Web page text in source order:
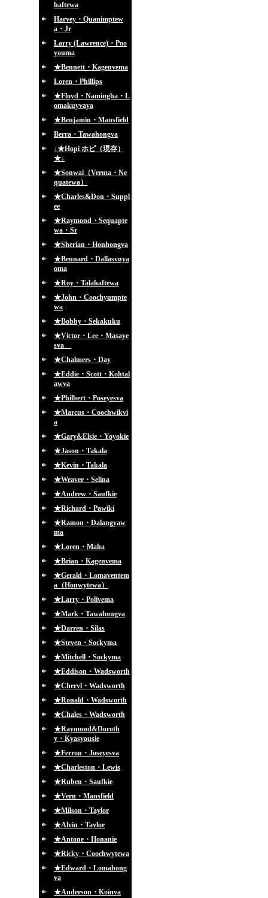
haftewa
Harvey・Quanimptew
a・Jr
Larry (Lawrence)・Poo
youma
★Bennett・Kagenvema
Loren・Phillips
★Floyd・Namingha・L
omakuyvaya
★Benjamin・Mansfield
Berra・Tawahongva
↓★Hopi ホピ（現存）
★↓
★Sonwai（Verma・Ne
quatewa）
★Charles&Don・Suppl
ee
★Raymond・Sequapte
wa・Sr
★Sherian・Honhongva
★Bennard・Dallasvuya
oma
★Roy・Talahaftewa
★John・Coochyumpte
wa
★Bobby・Sekakuku
★Victor・Lee・Masaye
sva
★Chalmers・Day
★Eddie・Scott・Kohtal
awva
★Philbert・Poseyesva
★Marcus・Coochwikvi
a
★Gary&Elsie・Yoyokie
★Jason・Takala
★Kevin・Takala
★Weaver・Selina
★Andrew・Saufkie
★Richard・Pawiki
★Ramon・Dalangyaw
ma
★Loren・Maha
★Brian・Kagenvema
★Gerald・Lomaventem
a（Honwytewa）
★Larry・Polivema
★Mark・Tawahongva
★Darren・Silas
★Steven・Sockyma
★Mitchell・Sockyma
★Eddison・Wadsworth
★Cheryl・Wadsworth
★Ronald・Wadsworth
★Chales・Wadsworth
★Raymond&Doroth
y・Kyasyousie
★Ferron・Joseyesva
★Charleston・Lewis
★Ruben・Saufkie
★Vern・Mansfield
★Milson・Taylor
★Alvin・Taylor
★Antone・Honanie
★Ricky・Coochwytewa
★Edward・Lomahong
va
★Anderson・Koinva